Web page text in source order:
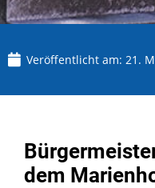
Veröffentlicht am: 21.
dem